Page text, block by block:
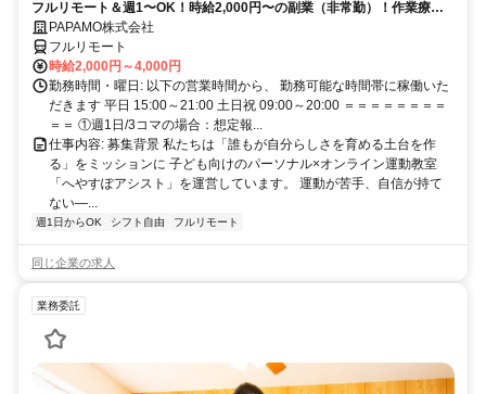
フルリモート＆週1〜OK！時給2,000円〜の副業（非常勤）！作業療法
士として培ってきた経験を活かしながら、スキマ時間で子どもを支援で
きるお仕事です◎
PAPAMO株式会社
フルリモート
時給2,000円～4,000円
勤務時間・曜日: 以下の営業時間から、 勤務可能な時間帯に稼働いた
だきます 平日 15:00～21:00 土日祝 09:00～20:00 ＝＝＝＝＝＝＝＝
＝＝ ①週1日/3コマの場合：想定報...
仕事内容: 募集背景 私たちは「誰もが自分らしさを育める土台を作
る」をミッションに 子ども向けのパーソナル×オンライン運動教室
「へやすぽアシスト」を運営しています。 運動が苦手、自信が持て
ない—...
週1日からOK シフト自由 フルリモート
同じ企業の求人
業務委託